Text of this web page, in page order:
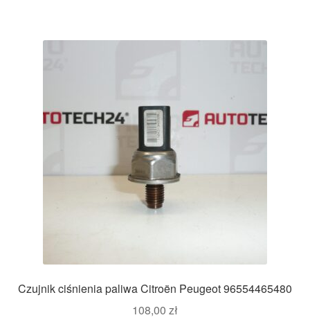
Czujnik ciśnienia paliwa Citroën Peugeot 96554465480
108,00 zł